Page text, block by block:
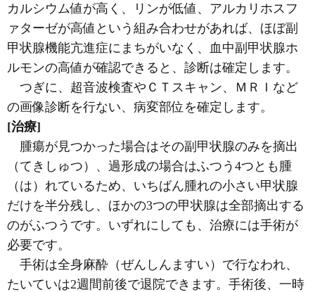
カルシウム値が高く、リンが低値、アルカリホスフ
ァターゼが高値という組み合わせがあれば、ほぼ副
甲状腺機能亢進症にまちがいなく、血中副甲状腺ホ
ルモンの高値が確認できると、診断は確定します。
つぎに、超音波検査やＣＴスキャン、ＭＲＩなど
の画像診断を行ない、病変部位を確定します。
[治療]
腫瘍が見つかった場合はその副甲状腺のみを摘出
（てきしゅつ）、過形成の場合はふつう4つとも腫
（は）れているため、いちばん腫れの小さい甲状腺
だけを半分残し、ほかの3つの甲状腺は全部摘出する
のがふつうです。いずれにしても、治療には手術が
必要です。
手術は全身麻酔（ぜんしんますい）で行なわれ、
たいていは2週間前後で退院できます。手術後、一時